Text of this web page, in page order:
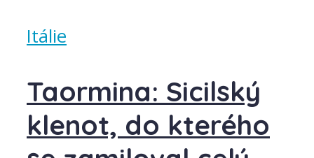
Itálie
Taormina: Sicilský
klenot, do kterého